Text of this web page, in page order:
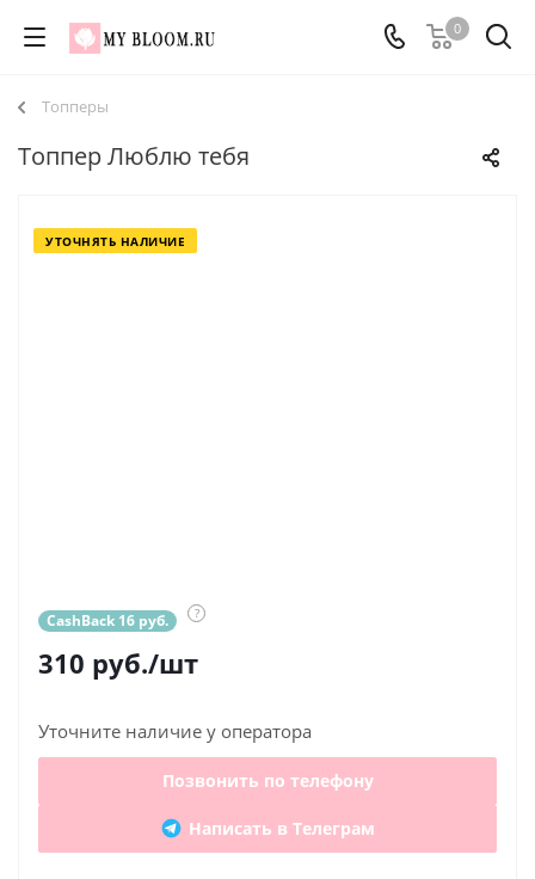
0
Топперы
Топпер Люблю тебя
УТОЧНЯТЬ НАЛИЧИЕ
CashBack 16 руб. ?
310 руб./шт
Уточните наличие у оператора
Позвонить по телефону
Написать в Телеграм